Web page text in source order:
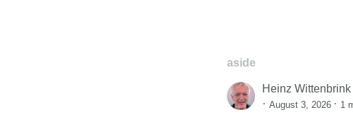
aside
Heinz Wittenbrink
· August 3, 2026 · 1